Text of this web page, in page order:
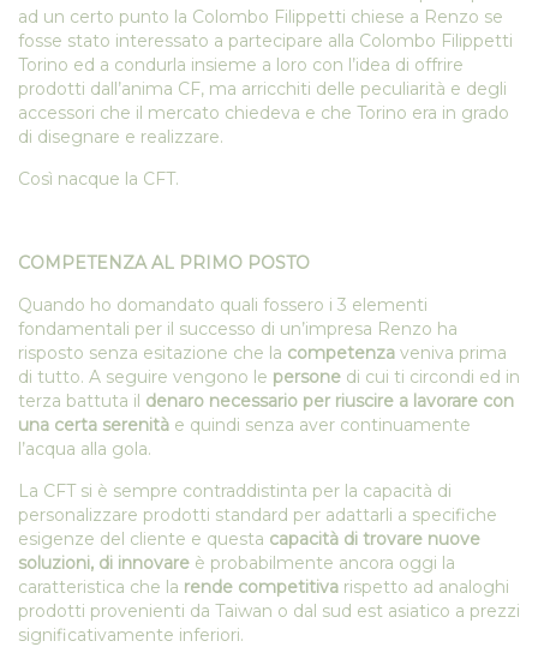
ad un certo punto la Colombo Filippetti chiese a Renzo se
fosse stato interessato a partecipare alla Colombo Filippetti
Torino ed a condurla insieme a loro con l’idea di offrire
prodotti dall’anima CF, ma arricchiti delle peculiarità e degli
accessori che il mercato chiedeva e che Torino era in grado
di disegnare e realizzare.
Così nacque la CFT.
COMPETENZA AL PRIMO POSTO
Quando ho domandato quali fossero i 3 elementi
fondamentali per il successo di un’impresa Renzo ha
risposto senza esitazione che la competenza veniva prima
di tutto. A seguire vengono le persone di cui ti circondi ed in
terza battuta il denaro necessario per riuscire a lavorare con
una certa serenità e quindi senza aver continuamente
l’acqua alla gola.
La CFT si è sempre contraddistinta per la capacità di
personalizzare prodotti standard per adattarli a specifiche
esigenze del cliente e questa capacità di trovare nuove
soluzioni, di innovare è probabilmente ancora oggi la
caratteristica che la rende competitiva rispetto ad analoghi
prodotti provenienti da Taiwan o dal sud est asiatico a prezzi
significativamente inferiori.